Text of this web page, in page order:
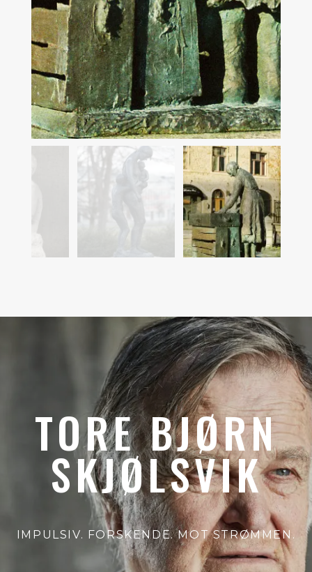
TORE BJØRN
SKJØLSVIK
IMPULSIV. FORSKENDE. MOT STRØMMEN.